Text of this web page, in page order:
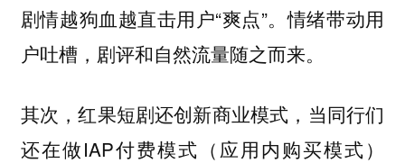
剧情越狗血越直击用户“爽点”。情绪带动用
户吐槽，剧评和自然流量随之而来。
其次，红果短剧还创新商业模式，当同行们
还在做IAP付费模式（应用内购买模式）